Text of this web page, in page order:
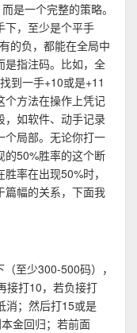
是一个完整的策略。
下，至少是个平手
的负，都能在全局中
是指注码。比如，全
到一手+10或是+11
个方法在操作上凭记
，如软件、动手记录
个局部。无论你打一
的50%胜率的这个断
率在出现50%时，
篇幅的关系，下面我
至少300-500码），
接打10，若负接打
消；然后打15或是
金回归；若前面